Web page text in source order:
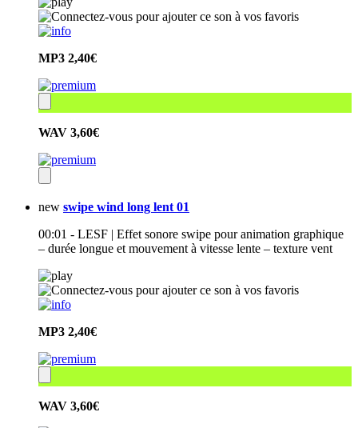
MP3 2,40€
WAV 3,60€
new swipe wind long lent 01
00:01 - LESF | Effet sonore swipe pour animation graphique
– durée longue et mouvement à vitesse lente – texture vent
MP3 2,40€
WAV 3,60€